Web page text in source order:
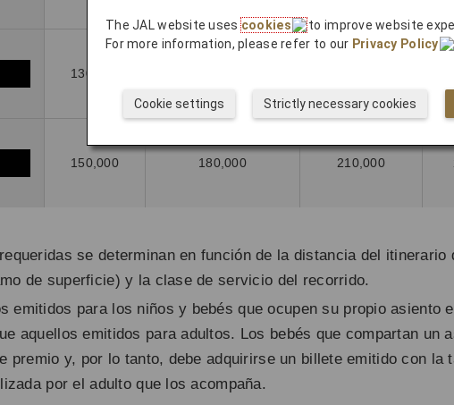
130,000
150,000 180,000 210,000
se determinan en función de la distancia del
de superficie) y la clase de servicio del recorrido.
emitidos para los niños y bebés que ocupen su propio asiento
aquellos emitidos para adultos. Los bebés que compartan un
premio y, por lo tanto, debe adquirirse un billete emitido con la
por el adulto que los acompaña.
The JAL website usescookies
to improve website
For more information, please refer to our Privacy Policy .
Strictly necessary cookies
Cookie settings